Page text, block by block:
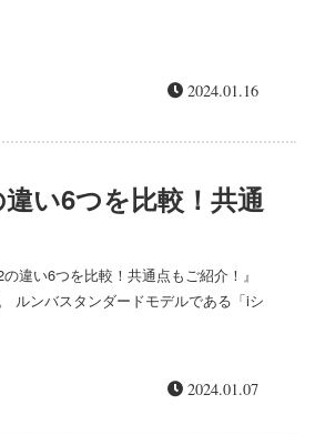
2024.01.16
い6つを比較！共通
違い6つを比較！共通点もご紹介！』
ルンバスタンダードモデルである「iシ
2024.01.07